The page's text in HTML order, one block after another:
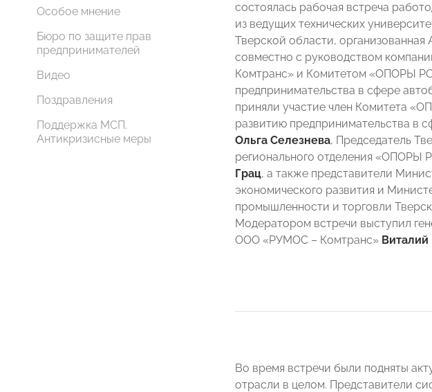
Особое мнение
Бюро по защите прав
предпринимателей
Видео
Поздравления
Поддержка МСП.
Антикризисные меры
состоялась рабочая встреча
из ведущих технических
Тверской области,
совместно с руководством
Комтранс» и Комитетом «ОПОРЫ
предпринимательства в сфере
приняли участие член Комитета
развитию предпринимательства в
Ольга Селезнева, Председатель
регионального отделения «ОПОРЫ
Грац, а также представители
экономического развития и
промышленности и торговли
Модератором встречи выступил
ООО «РУМОС – Комтранс»
Во время встречи были подняты
отрасли в целом. Представители